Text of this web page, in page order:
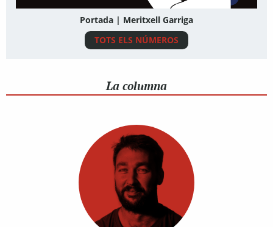
Portada | Meritxell Garriga
TOTS ELS NÚMEROS
La columna